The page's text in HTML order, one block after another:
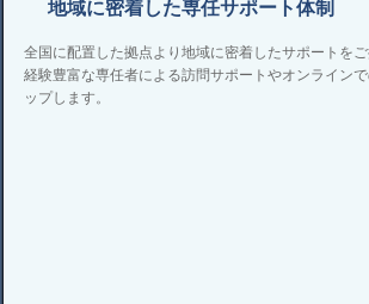
地域に密着した専任サポート体制
全国に配置した拠点より地域に密着したサポートをご
経験豊富な専任者による訪問サポートやオンライン
ップします。